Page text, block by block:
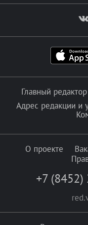
Главный
Адрес редакции и
О проекте
+7